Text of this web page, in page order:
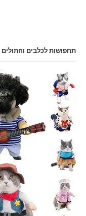
תחפושות לכלבים